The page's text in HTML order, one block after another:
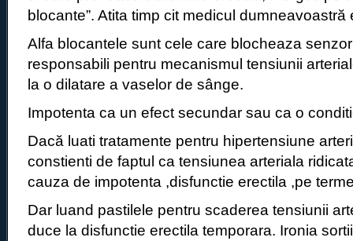
blocante”. Atita timp cit medicul dumneavoastră
Alfa blocantele sunt cele care blocheaza
responsabili pentru mecanismul tensiunii
la o dilatare a vaselor de sânge.
Impotenta ca un efect secundar sau ca o
Dacă luati tratamente pentru hipertensiune
constienti de faptul ca tensiunea arteriala
cauza de impotenta ,disfunctie erectila ,pe
Dar luand pastilele pentru scaderea tensiunii
duce la disfunctie erectila temporara. Ironia